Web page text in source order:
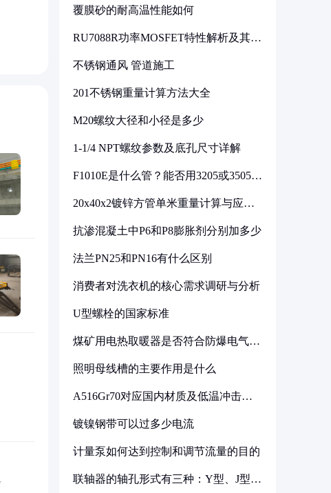
覆膜砂的耐高温性能如何
RU7088R功率MOSFET特性解析及其在
不锈钢通风 管道施工
201不锈钢重量计算方法大全
M20螺纹大径和小径是多少
1-1/4 NPT螺纹参数及底孔尺寸详解
F1010E是什么管？能否用3205或3505代
20x40x2镀锌方管单米重量计算与应用
抗渗混凝土中P6和P8膨胀剂分别加多少
法兰PN25和PN16有什么区别
消费者对洗衣机的核心需求调研与分析
U型螺栓的国家标准
煤矿用电热取暖器是否符合防爆电气设
照明母线槽的主要作用是什么
A516Gr70对应国内材质及低温冲击要
镀镍钢带可以过多少电流
计量泵如何达到控制和调节流量的目的
联轴器的轴孔形式有三种：Y型、J型、